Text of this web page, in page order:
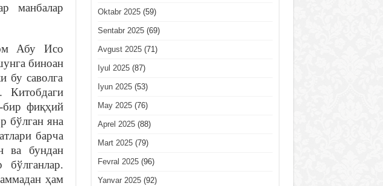
манбалар
Абу Исо
биноан
бу саволга
Китобдаги
бир фиқҳий
бўлган яна
барча
ва бундан
бўлганлар.
ҳам
Oktabr 2025(59)
Sentabr 2025(69)
Avgust 2025(71)
Iyul 2025(87)
Iyun 2025(53)
May 2025(76)
Aprel 2025(88)
Mart 2025(79)
Fevral 2025(96)
Yanvar 2025(92)